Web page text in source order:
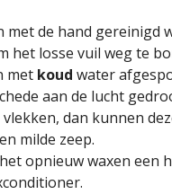
met de hand gereinigd
het losse vuil weg te
met koud water
aan de lucht
dan kunnen
milde zeep.
opnieuw waxen een